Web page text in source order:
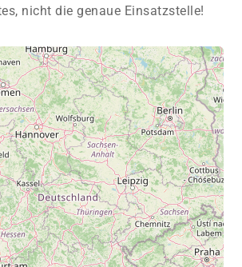
nicht die genaue Einsatzstelle!